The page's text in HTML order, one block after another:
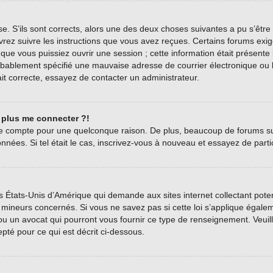
S’ils sont corrects, alors une des deux choses suivantes a pu
suivre les instructions que vous avez reçues. Certains forums
vous puissiez ouvrir une session ; cette information était
spécifié une mauvaise adresse de courrier électronique
correcte, essayez de contacter un administrateur.
me connecter ?!
pour une quelconque raison. De plus, beaucoup de forums
Si tel était le cas, inscrivez-vous à nouveau et essayez de
Unis d’Amérique qui demande aux sites internet collectant
concernés. Si vous ne savez pas si cette loi s’applique
un avocat qui pourront vous fournir ce type de renseignement.
pour ce qui est décrit ci-dessous.